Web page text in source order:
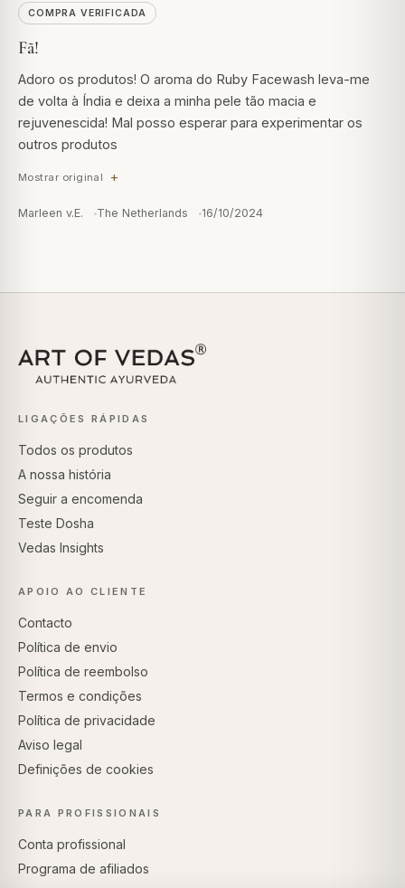
COMPRA VERIFICADA
Fã!
Adoro os produtos! O aroma do Ruby Facewash leva-me
de volta à Índia e deixa a minha pele tão macia e
rejuvenescida! Mal posso esperar para experimentar os
outros produtos
Mostrar original
Marleen v.E. The Netherlands 16/10/2024
LIGAÇÕES RÁPIDAS
Todos os produtos
A nossa história
Seguir a encomenda
Teste Dosha
Vedas Insights
APOIO AO CLIENTE
Contacto
Política de envio
Política de reembolso
Termos e condições
Política de privacidade
Aviso legal
Definições de cookies
PARA PROFISSIONAIS
Conta profissional
Programa de afiliados